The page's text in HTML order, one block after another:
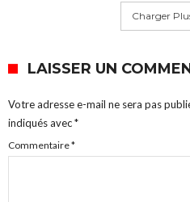
Charger
LAISSER UN
Votre adresse e-mail ne sera pas
indiqués avec*
Commentaire*